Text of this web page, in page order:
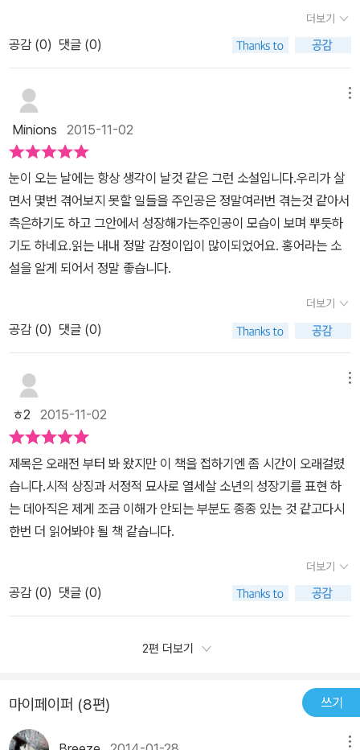
지 몽유병인지 꿈인지 애처러웠다. 미스 민에게 받은 삼례의 주소가
적힌 쪽지를 담구멍 속에 감추었다. 발길이 끊긴 외삼촌이 찾아오고
춘일옥 남자와 화해하고 아버지가 돌아온다고 하였다. 집안을 정돈하
한마디는 “세영이 사팔눈은 아직 고치지 못했군.”(p301)모든 몽환의
날개를, 누룽지가 수탉의 날개를 요절대고 말았듯이 깡그리 물어 비
틀어버리고 말았다. 눈이 소복하게 쌓인 곳에 고무신 발자국을 보았
지만 들어왔던 발자국이 집밖으로 나간 흔적은 없었다. 담구멍에 삼
례의 주소가 적힌 쪽지가 없었다. 나는 떠나간 어머니 때문에 절망적
인 동요를 느끼지는 않았다. 마지막 장면이 희망적이다. 어머니는 아
주 떠난 것이 아니라 아버지를 돌아오게 한 삼례를 데리러 간 것은 아
다.그러나 왠지 그녀를 응원하게 된다.문장 표현도 좋고, 세영이나 어
머니의 감정선을 따라가는 것도 억지스럽지 않고 좋았다.떠나고, 기
다리고, 돌아오고, 다시 떠나는 삶들.결말을 보고 읽으면서 놓친 것들
이 있지 않나 다시 곰곰히 생각해보게된다.
통문학 작품이라 더욱 반가우며 마음편하게 읽을수 있는 작품인것 같
다
더보기
공감 (0) 댓글 (0)
Minions 2015-11-02
눈이 오는 날에는 항상 생각이 날것 같은 그런 소설입니다.우리가 살
면서 몇번 겪어보지 못할 일들을 주인공은 정말여러번 겪는것 같아서
측은하기도 하고 그안에서 성장해가는주인공이 모습이 보며 뿌듯하
기도 하네요.읽는 내내 정말 감정이입이 많이되었어요. 홍어라는 소
설을 알게 되어서 정말 좋습니다.
더보기
공감 (0) 댓글 (0)
ㅎ2 2015-11-02
제목은 오래전 부터 봐 왔지만 이 책을 접하기엔 좀 시간이 오래걸렸
습니다.시적 상징과 서정적 묘사로 열세살 소년의 성장기를 표현 하
는 데아직은 제게 조금 이해가 안되는 부분도 종종 있는 것 같고다시
한번 더 읽어봐야 될 책 같습니다.
더보기
공감 (0) 댓글 (0)
2편 더보기
마이페이퍼 (8편) 쓰기